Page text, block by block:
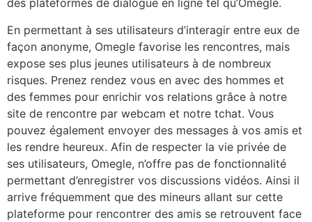
des plateformes de dialogue en ligne tel qu’Omegle.
En permettant à ses utilisateurs d’interagir entre eux de
façon anonyme, Omegle favorise les rencontres, mais
expose ses plus jeunes utilisateurs à de nombreux
risques. Prenez rendez vous en avec des hommes et
des femmes pour enrichir vos relations grâce à notre
site de rencontre par webcam et notre tchat. Vous
pouvez également envoyer des messages à vos amis et
les rendre heureux. Afin de respecter la vie privée de
ses utilisateurs, Omegle, n’offre pas de fonctionnalité
permettant d’enregistrer vos discussions vidéos. Ainsi il
arrive fréquemment que des mineurs allant sur cette
plateforme pour rencontrer des amis se retrouvent face